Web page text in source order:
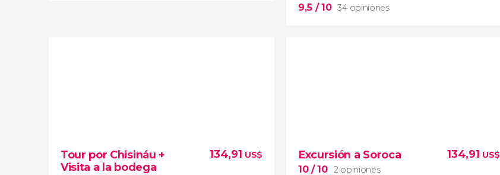
9,5 / 10 34 opiniones
Cricova
monasterios de Orheiul y
Vechi
Tour por Chisináu +
Visita a la bodega
134,91 US$ Excursión a Soroca
10/ 10 2 opiniones
134,91 US$